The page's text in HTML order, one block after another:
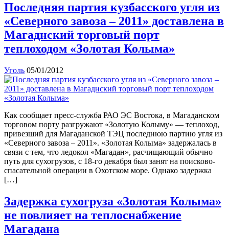
Последняя партия кузбасского угля из
«Северного завоза – 2011» доставлена в
Магаднский торговый порт
теплоходом «Золотая Колыма»
Уголь 05/01/2012
Как сообщает пресс-служба РАО ЭС Востока, в Магаданском
торговом порту разгружают «Золотую Колыму» — теплоход,
привезший для Магаданской ТЭЦ последнюю партию угля из
«Северного завоза – 2011». «Золотая Колыма» задержалась в
связи с тем, что ледокол «Магадан», расчищающий обычно
путь для сухогрузов, с 18-го декабря был занят на поисково-
спасательной операции в Охотском море. Однако задержка
[…]
Задержка сухогруза «Золотая Колыма»
не повлияет на теплоснабжение
Магадана